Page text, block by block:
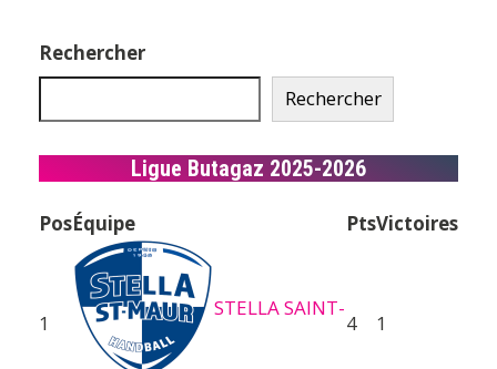
Rechercher
Rechercher
Ligue Butagaz 2025-2026
PosÉquipe PtsVictoires
1
STELLA SAINT-
4 1